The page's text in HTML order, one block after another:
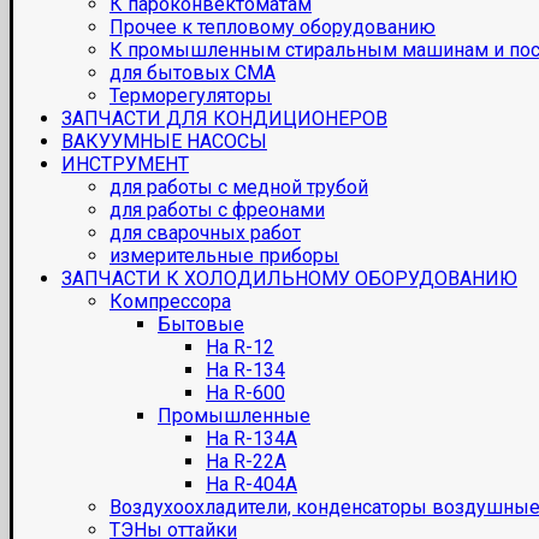
Прочее к тепловому оборудованию
К промышленным стиральным машинам и
для бытовых СМА
Терморегуляторы
ЗАПЧАСТИ ДЛЯ КОНДИЦИОНЕРОВ
ВАКУУМНЫЕ НАСОСЫ
ИНСТРУМЕНТ
для работы с медной трубой
для работы с фреонами
для сварочных работ
измерительные приборы
ЗАПЧАСТИ К ХОЛОДИЛЬНОМУ ОБОРУДОВАНИЮ
Компрессора
Бытовые
На R-12
На R-134
На R-600
Промышленные
На R-134A
На R-22A
На R-404A
Воздухоохладители, конденсаторы воздушные
ТЭНы оттайки